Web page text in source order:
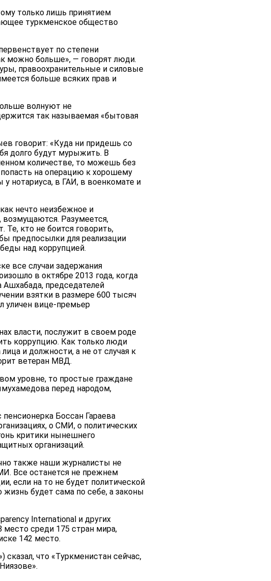
только лишь принятием
туркменское общество
по степени
можно больше», — говорят люди.
правоохранительные и силовые
больше всяких прав и
волнуют не
так называемая «бытовая
говорит: «Куда ни придешь со
долго будут мурыжить. В
количестве, то можешь без
попасть на операцию к хорошему
нотариуса, в ГАИ, в военкомате и
нечто неизбежное и
Разумеется,
кто не боится говорить,
предпосылки для реализации
над коррупцией.
все случаи задержания
в октябре 2013 года, когда
председателей
взятки в размере 600 тысяч
уличен вице-премьер
власти, послужит в своем роде
коррупцию. Как только люди
и должности, а не от случая к
ветеран МВД.
уровне, то простые граждане
перед народом,
Боссан Гараева
о СМИ, о политических
критики нынешнего
организаций.
также наши журналисты не
Все останется не прежнем
если на то не будет политической
жизнь будет сама по себе, а законы
International и других
среди 175 стран мира,
142 место.
что «Туркменистан сейчас,